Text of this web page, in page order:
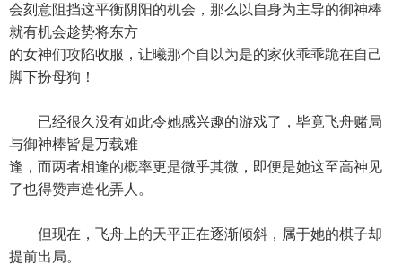
会刻意阻挡这平衡阴阳的机会，那么以自身为主导的御神棒
就有机会趁势将东方
的女神们攻陷收服，让曦那个自以为是的家伙乖乖跪在自己
脚下扮母狗！
已经很久没有如此令她感兴趣的游戏了，毕竟飞舟赌局
与御神棒皆是万载难
逢，而两者相逢的概率更是微乎其微，即便是她这至高神见
了也得赞声造化弄人。
但现在，飞舟上的天平正在逐渐倾斜，属于她的棋子却
提前出局。